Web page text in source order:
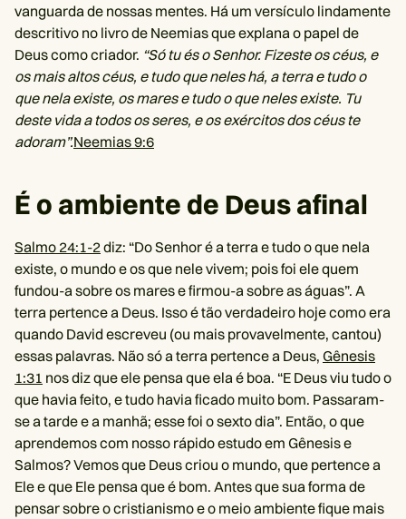
vanguarda de nossas mentes. Há um versículo lindamente
descritivo no livro de Neemias que explana o papel de
Deus como criador. “Só tu és o Senhor. Fizeste os céus, e
os mais altos céus, e tudo que neles há, a terra e tudo o
que nela existe, os mares e tudo o que neles existe. Tu
deste vida a todos os seres, e os exércitos dos céus te
adoram”.Neemias 9:6
É o ambiente de Deus afinal
Salmo 24:1-2diz: “Do Senhor é a terra e tudo o que nela
existe, o mundo e os que nele vivem; pois foi ele quem
fundou-a sobre os mares e firmou-a sobre as águas”. A
terra pertence a Deus. Isso é tão verdadeiro hoje como era
quando David escreveu (ou mais provavelmente, cantou)
essas palavras. Não só a terra pertence a Deus, Gênesis
1:31 nos diz que ele pensa que ela é boa. “E Deus viu tudo o
que havia feito, e tudo havia ficado muito bom. Passaram-
se a tarde e a manhã; esse foi o sexto dia”. Então, o que
aprendemos com nosso rápido estudo em Gênesis e
Salmos? Vemos que Deus criou o mundo, que pertence a
Ele e que Ele pensa que é bom. Antes que sua forma de
pensar sobre o cristianismo e o meio ambiente fique mais